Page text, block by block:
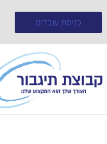
כניסת עובדים